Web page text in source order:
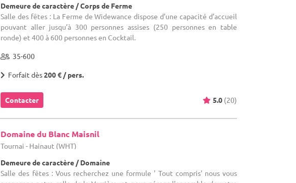
Demeure de caractère / Corps de Ferme
Salle des fêtes : La Ferme de Widewance dispose d’une capacité d’accueil
pouvant aller jusqu’à 300 personnes assises (250 personnes en table
ronde) et 400 à 600 personnes en Cocktail.
35-600
Forfait dès200 € / pers.
Contacter 5.0 (20)
Domaine du Blanc Maisnil
Tournai - Hainaut (WHT)
Demeure de caractère / Domaine
Salle des fêtes : Vous recherchez une formule ' Tout compris' nous vous